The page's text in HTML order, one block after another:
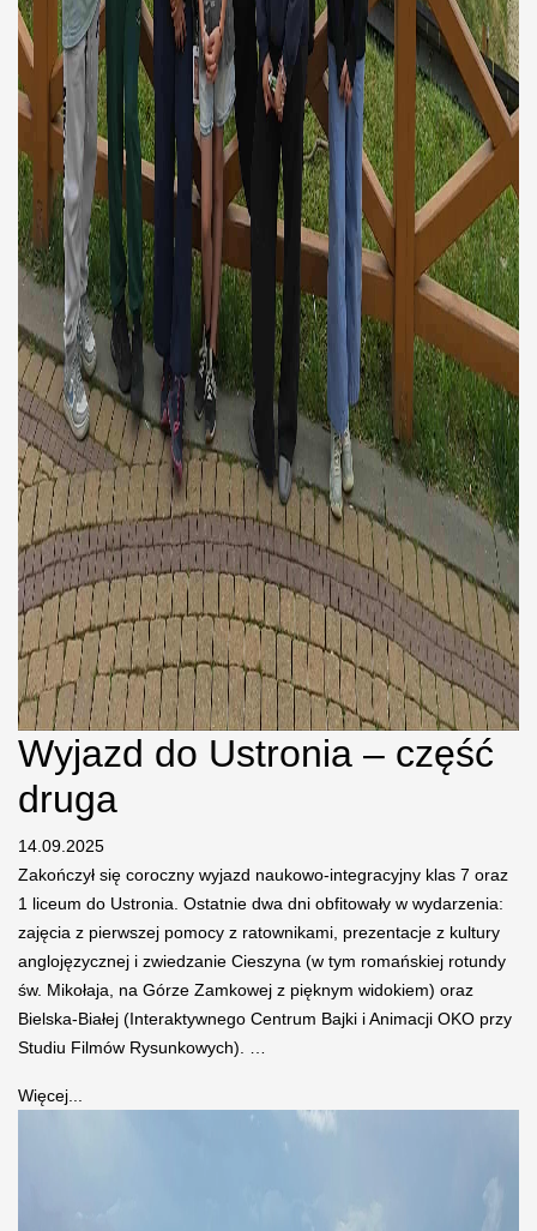
Wyjazd do Ustronia – część
druga
14.09.2025
Zakończył się coroczny wyjazd naukowo-integracyjny klas 7 oraz
1 liceum do Ustronia. Ostatnie dwa dni obfitowały w wydarzenia:
zajęcia z pierwszej pomocy z ratownikami, prezentacje z kultury
anglojęzycznej i zwiedzanie Cieszyna (w tym romańskiej rotundy
św. Mikołaja, na Górze Zamkowej z pięknym widokiem) oraz
Bielska-Białej (Interaktywnego Centrum Bajki i Animacji OKO przy
Studiu Filmów Rysunkowych). …
Więcej...